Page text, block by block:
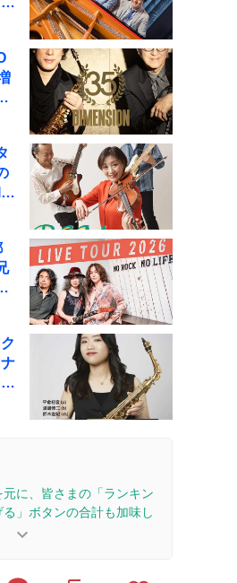
に、皆さまの「ランキン
」ボタンの合計も加味し
keyboard_arrow_down